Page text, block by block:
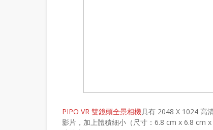
PIPO VR 雙鏡頭全景相機具有 2048 X 1024 高
影片，加上體積細小（尺寸：6.8 cm x 6.8 cm